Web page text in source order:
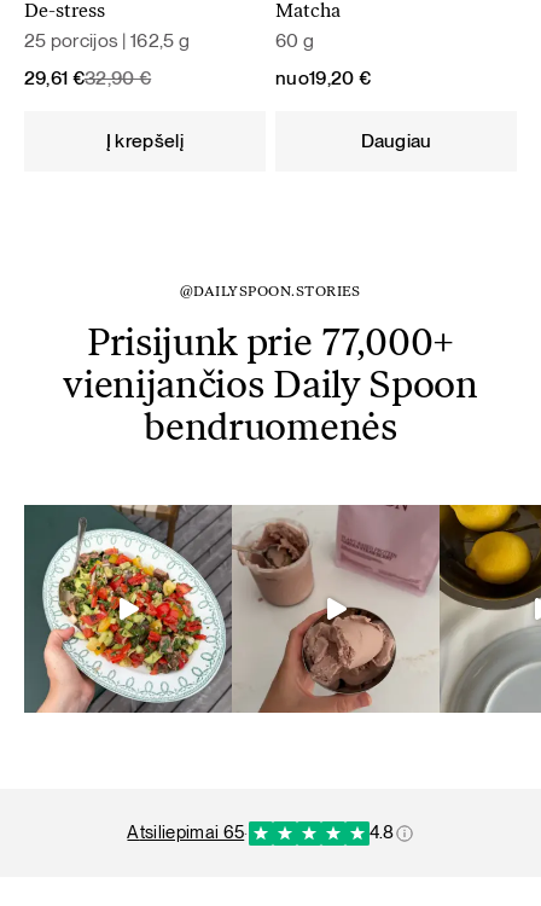
De-stress
25 porcijos | 162,5 g
32,90€
Original
29,61 €
Current
Į krepšelį
Matcha
60 g
nuo19,20 €
Daugiau
@DAILYSPOON.STORIES
Prisijunk prie 77,000+
vienijančios Daily Spoon
bendruomenės
atsiliepimai 65· 4.8